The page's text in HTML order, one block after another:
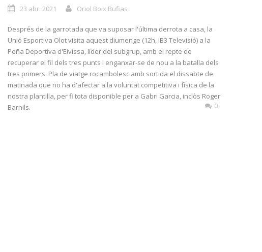
23 abr. 2021 Oriol Boix Bufias
Després de la garrotada que va suposar l'última derrota a casa, la
Unió Esportiva Olot visita aquest diumenge (12h, IB3 Televisió) a la
Peña Deportiva d'Eivissa, líder del subgrup, amb el repte de
recuperar el fil dels tres punts i enganxar-se de nou a la batalla dels
tres primers. Pla de viatge rocambolesc amb sortida el dissabte de
matinada que no ha d'afectar a la voluntat competitiva i física de la
nostra plantilla, per fi tota disponible per a Gabri Garcia, inclòs Roger
Barnils.
0